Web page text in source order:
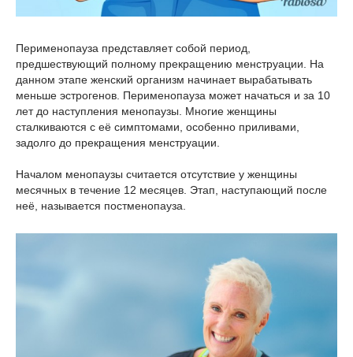
Перименопауза представляет собой период,
предшествующий полному прекращению менструации. На
данном этапе женский организм начинает вырабатывать
меньше эстрогенов. Перименопауза может начаться и за 10
лет до наступления менопаузы. Многие женщины
сталкиваются с её симптомами, особенно приливами,
задолго до прекращения менструации.
Началом менопаузы считается отсутствие у женщины
месячных в течение 12 месяцев. Этап, наступающий после
неё, называется постменопауза.